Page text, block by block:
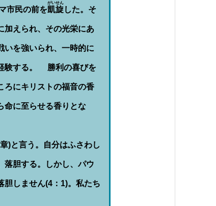
印
キ
ー
を
っ
く
だ
さ
い。
市民の前を凱旋
がいせん
した。そ
加えられ、その光栄にあ
いを強いられ、一時的に
験する。 勝利の喜びを
ろにキリストの福音の香
命に至らせる香りとな
)と言う。自分はふさわし
落胆する。しかし、パウ
胆しません(4：1)。私たち